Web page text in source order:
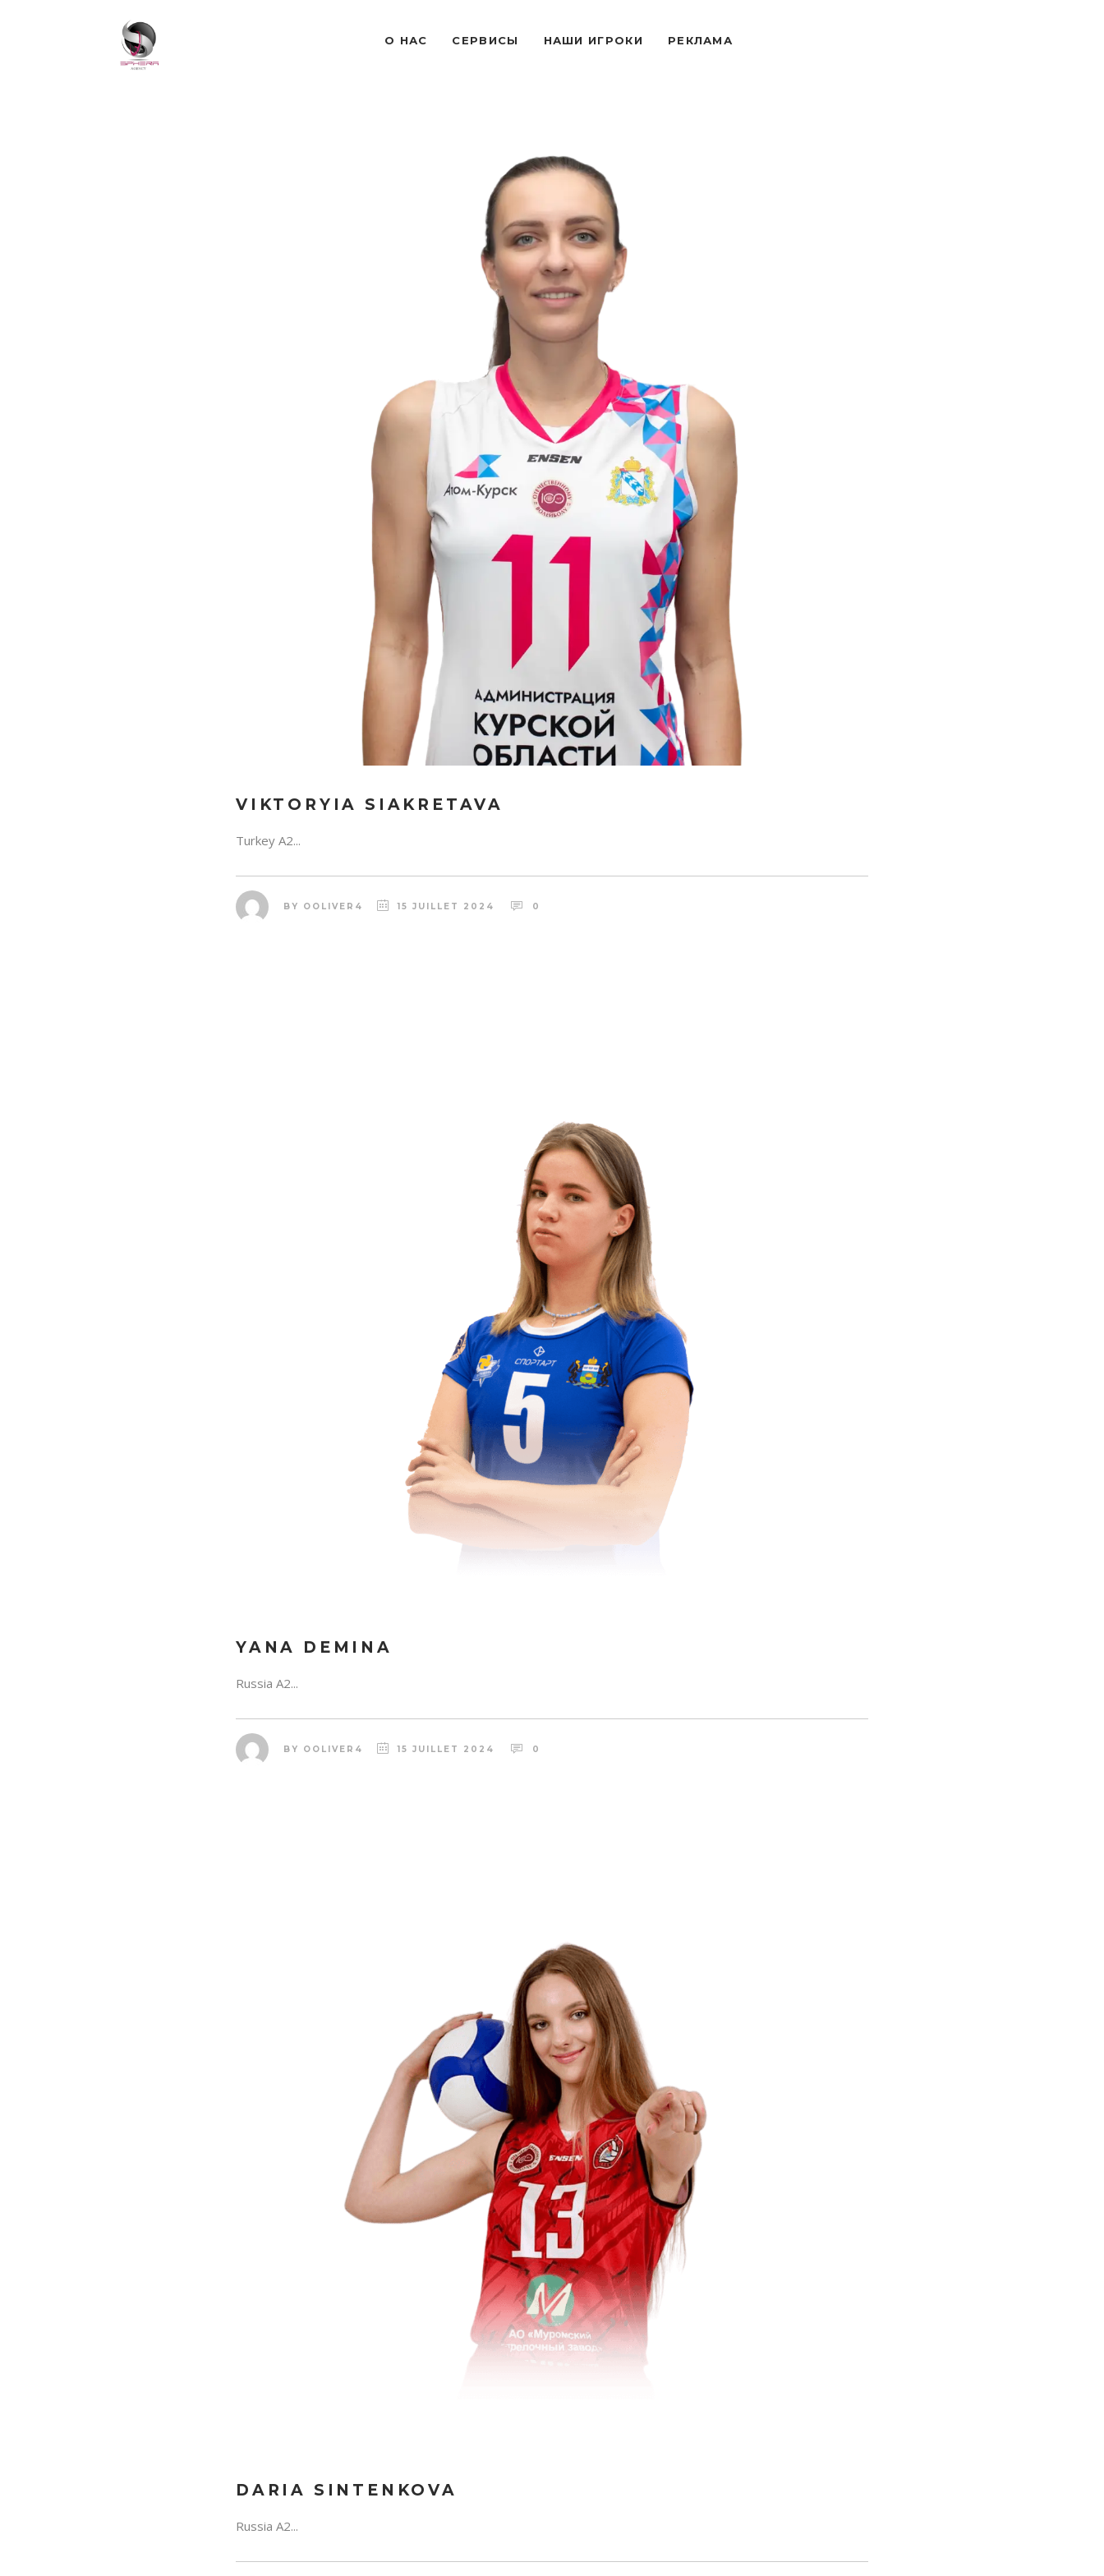
O НАС СЕРВИСЫ НАШИ ИГРОКИ РЕКЛАМА
VIKTORYIA SIAKRETAVA
Turkey A2...
BY OOLIVER4 15 JUILLET 2024 0
YANA DEMINA
Russia A2...
BY OOLIVER4 15 JUILLET 2024 0
DARIA SINTENKOVA
Russia A2...